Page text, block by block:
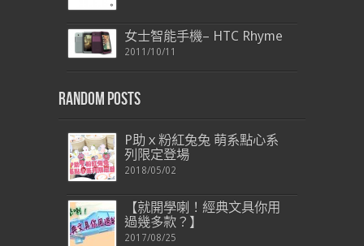
女士智能手機– HTC Rhyme
2011/10/11
Random Posts
P助ｘ粉紅兔兔 萌系點心系
列限定登場
2018/05/02
【就開學喇！經典文具你用
過幾多款？】
2017/08/25